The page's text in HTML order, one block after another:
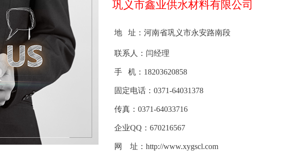
巩义市鑫业供水材料有限公司
地 址：河南省巩义市永安路南段
联系人：闫经理
手 机：18203620858
固定电话：0371-64031378
传真：0371-64033716
企业QQ：670216567
网 址：http://www.xygscl.com